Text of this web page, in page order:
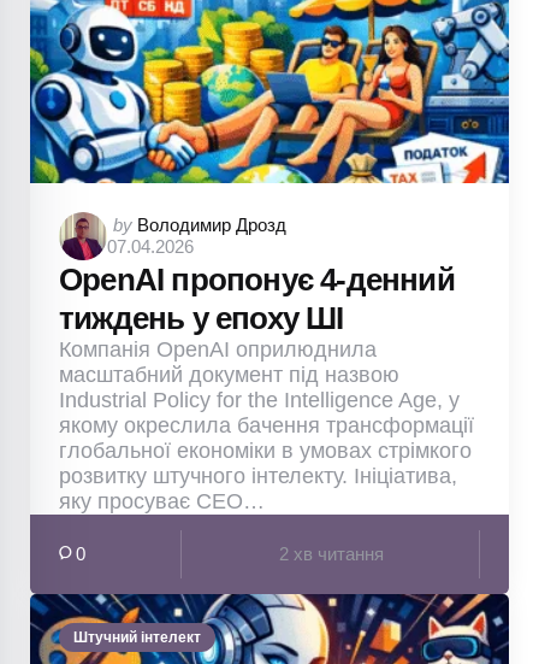
Posted
by
by Володимир Дрозд
07.04.2026
OpenAI пропонує 4-денний
тиждень у епоху ШІ
Компанія OpenAI оприлюднила
масштабний документ під назвою
Industrial Policy for the Intelligence Age, у
якому окреслила бачення трансформації
глобальної економіки в умовах стрімкого
розвитку штучного інтелекту. Ініціатива,
яку просуває CEO…
0 2 хв читання
Штучний інтелект